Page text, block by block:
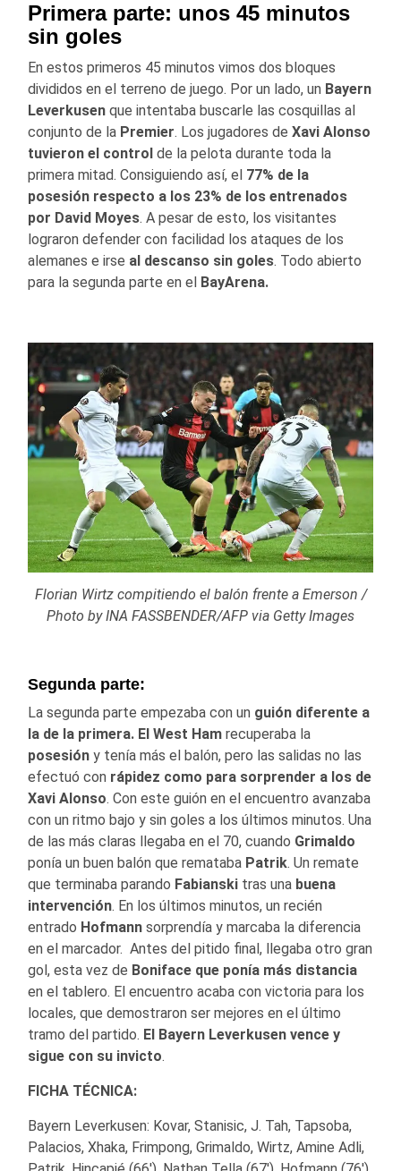
Primera parte: unos 45 minutos
sin goles
En estos primeros 45 minutos vimos dos bloques
divididos en el terreno de juego. Por un lado, un Bayern
Leverkusen que intentaba buscarle las cosquillas al
conjunto de la Premier. Los jugadores de Xavi Alonso
tuvieron el control de la pelota durante toda la
primera mitad. Consiguiendo así, el 77% de la
posesión respecto a los 23% de los entrenados
por David Moyes. A pesar de esto, los visitantes
lograron defender con facilidad los ataques de los
alemanes e irse al descanso sin goles. Todo abierto
para la segunda parte en el BayArena.
Florian Wirtz compitiendo el balón frente a Emerson /
Photo by INA FASSBENDER/AFP via Getty Images
Segunda parte:
La segunda parte empezaba con un guión diferente a
la de la primera. El West Ham recuperaba la
posesión y tenía más el balón, pero las salidas no las
efectuó con rápidez como para sorprender a los de
Xavi Alonso. Con este guión en el encuentro avanzaba
con un ritmo bajo y sin goles a los últimos minutos. Una
de las más claras llegaba en el 70, cuando Grimaldo
ponía un buen balón que remataba Patrik. Un remate
que terminaba parando Fabianski tras una buena
intervención. En los últimos minutos, un recién
entrado Hofmann sorprendía y marcaba la diferencia
en el marcador. Antes del pitido final, llegaba otro gran
gol, esta vez de Boniface que ponía más distancia
en el tablero. El encuentro acaba con victoria para los
locales, que demostraron ser mejores en el último
tramo del partido. El Bayern Leverkusen vence y
sigue con su invicto.
FICHA TÉCNICA:
Bayern Leverkusen: Kovar, Stanisic, J. Tah, Tapsoba,
Palacios, Xhaka, Frimpong, Grimaldo, Wirtz, Amine Adli,